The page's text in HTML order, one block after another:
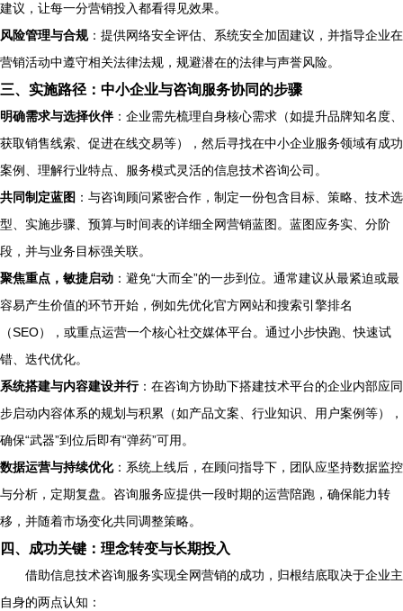
建议，让每一分营销投入都看得见效果。
风险管理与合规：提供网络安全评估、系统安全加固建议，并指导企业在
营销活动中遵守相关法律法规，规避潜在的法律与声誉风险。
三、实施路径：中小企业与咨询服务协同的步骤
明确需求与选择伙伴：企业需先梳理自身核心需求（如提升品牌知名度、
获取销售线索、促进在线交易等），然后寻找在中小企业服务领域有成功
案例、理解行业特点、服务模式灵活的信息技术咨询公司。
共同制定蓝图 ：与咨询顾问紧密合作，制定一份包含目标、策略、技术选
型、实施步骤、预算与时间表的详细全网营销蓝图。蓝图应务实、分阶
段，并与业务目标强关联。
聚焦重点，敏捷启动 ：避免“大而全”的一步到位。通常建议从最紧迫或最
容易产生价值的环节开始，例如先优化官方网站和搜索引擎排名
（SEO），或重点运营一个核心社交媒体平台。通过小步快跑、快速试
错、迭代优化。
系统搭建与内容建设并行：在咨询方协助下搭建技术平台的企业内部应同
步启动内容体系的规划与积累（如产品文案、行业知识、用户案例等），
确保“武器”到位后即有“弹药”可用。
数据运营与持续优化：系统上线后，在顾问指导下，团队应坚持数据监控
与分析，定期复盘。咨询服务应提供一段时期的运营陪跑，确保能力转
移，并随着市场变化共同调整策略。
四、成功关键：理念转变与长期投入
借助信息技术咨询服务实现全网营销的成功，归根结底取决于企业主
自身的两点认知：